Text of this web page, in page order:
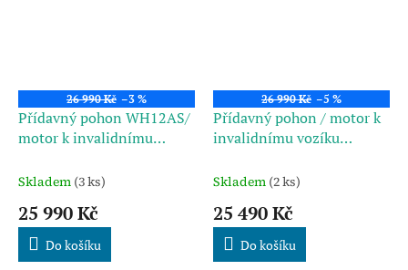
26 990 Kč –3 %
Přídavný pohon WH12AS/
motor k invalidnímu
Skladem (3 ks)
25 990 Kč
Do košíku
26 990 Kč –5 %
Přídavný pohon / motor k
invalidnímu vozíku
Skladem (2 ks)
25 490 Kč
Do košíku